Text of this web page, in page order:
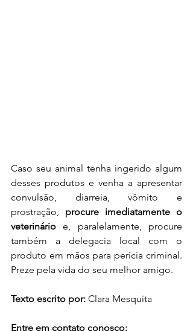
Caso seu animal tenha ingerido algum
desses produtos e venha a apresentar
convulsão, diarreia, vômito e
prostração, procure imediatamente o
veterinário e, paralelamente, procure
também a delegacia local com o
produto em mãos para perícia criminal.
Preze pela vida do seu melhor amigo.
Texto escrito por: Clara Mesquita
Entre em contato conosco: